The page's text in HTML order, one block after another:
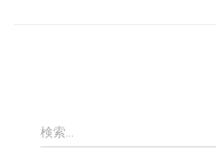
検
索
検索…